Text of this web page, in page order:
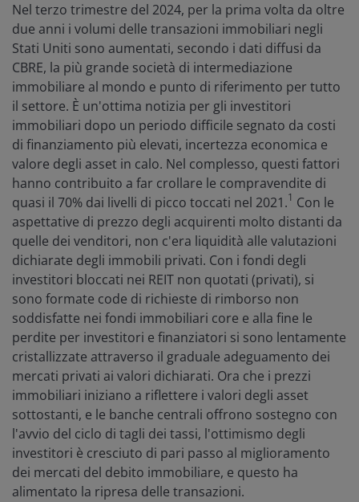
Nel terzo trimestre del 2024, per la prima volta da oltre
due anni i volumi delle transazioni immobiliari negli
Stati Uniti sono aumentati, secondo i dati diffusi da
CBRE, la più grande società di intermediazione
immobiliare al mondo e punto di riferimento per tutto
il settore. È un'ottima notizia per gli investitori
immobiliari dopo un periodo difficile segnato da costi
di finanziamento più elevati, incertezza economica e
valore degli asset in calo. Nel complesso, questi fattori
hanno contribuito a far crollare le compravendite di
quasi il 70% dai livelli di picco toccati nel 2021.1 Con le
aspettative di prezzo degli acquirenti molto distanti da
quelle dei venditori, non c'era liquidità alle valutazioni
dichiarate degli immobili privati. Con i fondi degli
investitori bloccati nei REIT non quotati (privati), si
sono formate code di richieste di rimborso non
soddisfatte nei fondi immobiliari core e alla fine le
perdite per investitori e finanziatori si sono lentamente
cristallizzate attraverso il graduale adeguamento dei
mercati privati ai valori dichiarati. Ora che i prezzi
immobiliari iniziano a riflettere i valori degli asset
sottostanti, e le banche centrali offrono sostegno con
l'avvio del ciclo di tagli dei tassi, l'ottimismo degli
investitori è cresciuto di pari passo al miglioramento
dei mercati del debito immobiliare, e questo ha
alimentato la ripresa delle transazioni.